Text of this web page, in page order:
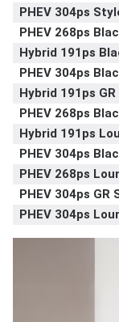
ΑΝΑΖΗΤΗΣΗ
ΑΝΑΖΗΤΗΣΗ
PHEV 304ps
PHEV 268ps
Hybrid 191ps
PHEV 304ps
Hybrid 191ps
PHEV 268ps
Hybrid 191ps
PHEV 304ps
PHEV 268ps
PHEV 304ps GR
PHEV 304ps